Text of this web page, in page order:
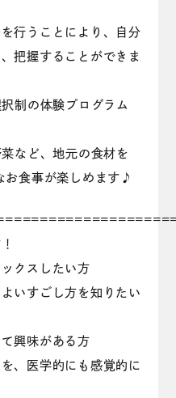
行うことにより、自分
把握することができま
制の体験プログラム
など、地元の食材を
お食事が楽しめます♪
クスしたい方
いすごし方を知りたい
興味がある方
、医学的にも感覚的に